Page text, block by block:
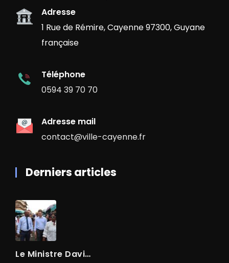
Adresse
1 Rue de Rémire, Cayenne 97300, Guyane
française
Téléphone
0594 39 70 70
Adresse mail
contact@ville-cayenne.fr
Derniers articles
Le Ministre David AMIEL En Visite Dans Le Centre-Ville De Cayenne